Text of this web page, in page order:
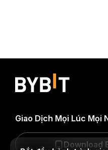
Giao Dịch Mọi Lúc Mọi
Download